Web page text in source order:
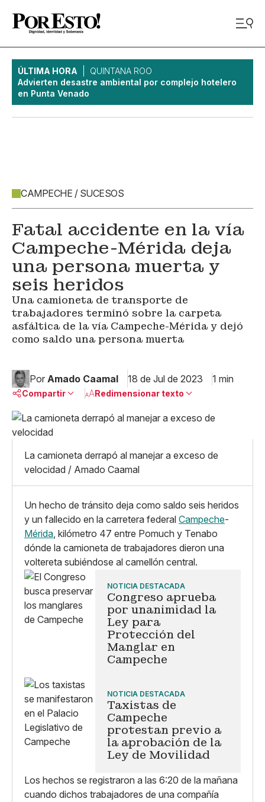
ÚLTIMA HORA
QUINTANA ROO
Advierten desastre ambiental por complejo hotelero
en Punta Venado
CAMPECHE / SUCESOS
Fatal accidente en la vía
Campeche-Mérida deja
una persona muerta y
seis heridos
Una camioneta de transporte de
trabajadores terminó sobre la carpeta
asfáltica de la vía Campeche-Mérida y dejó
como saldo una persona muerta
Por Amado Caamal 18 de Jul de 2023 1 min
Compartir
Linkedin
X
Whatsapp
Copiar enlace
Redimensionar texto
Grande
La camioneta derrapó al manejar a exceso de
velocidad / Amado Caamal
Un hecho de tránsito deja como saldo seis heridos
y un fallecido en la carretera federal Campeche-
Mérida, kilómetro 47 entre Pomuch y Tenabo
dónde la camioneta de trabajadores dieron una
voltereta subiéndose al camellón central.
NOTICIA DESTACADA
Congreso aprueba
por unanimidad la
Ley para
Protección del
Manglar en
Campeche
NOTICIA DESTACADA
Taxistas de
Campeche
protestan previo a
la aprobación de la
Ley de Movilidad
Los hechos se registraron a las 6:20 de la mañana
cuando dichos trabajadores de una compañía